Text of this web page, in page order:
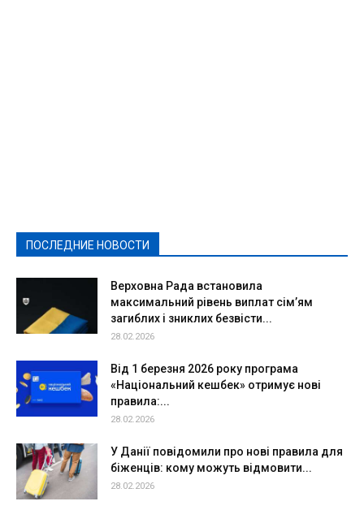
ПОСЛЕДНИЕ НОВОСТИ
Верховна Рада встановила
максимальний рівень виплат сім’ям
загиблих і зниклих безвісти...
28.02.2026
Від 1 березня 2026 року програма
«Національний кешбек» отримує нові
правила:...
28.02.2026
У Данії повідомили про нові правила для
біженців: кому можуть відмовити...
28.02.2026